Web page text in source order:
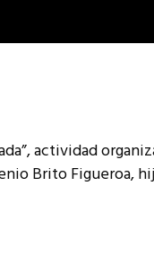
actividad
Brito Figueroa,